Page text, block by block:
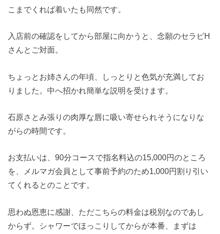
こまでくれば着いたも同然です。
入店前の確認をしてから部屋に向かうと、念願のセラピH
さんとご対面。
ちょっとお姉さんの年頃、しっとりと色気が充満してお
りました。中へ招かれ簡単な説明を受けます。
石原さとみ張りの肉厚な唇に吸い寄せられそうになりな
がらの時間です。
お支払いは、90分コースで指名料込の15,000円のところ
を、メルマガ会員として事前予約のため1,000円割り引い
てくれるとのことです。
思わぬ恩恵に感謝、ただこちらの料金は税別なのであし
からず。シャワーでほっこりしてからが本番、まずは